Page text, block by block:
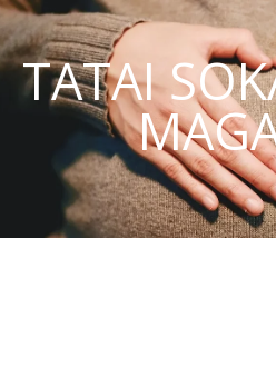
TATAI